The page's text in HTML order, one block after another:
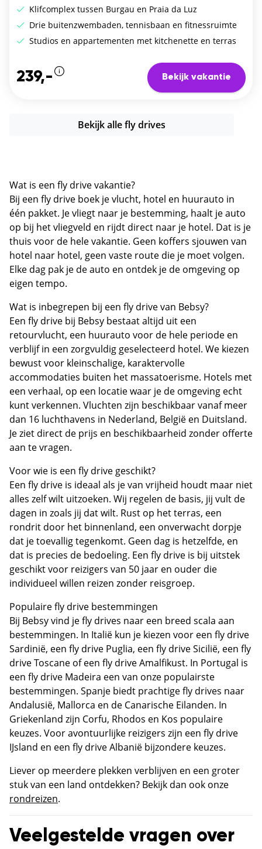
Klifcomplex tussen Burgau en Praia da Luz
Drie buitenzwembaden, tennisbaan en fitnessruimte
Studios en appartementen met kitchenette en terras
239,- Bekijk vakantie
Bekijk alle fly drives
Wat is een fly drive vakantie?
Bij een fly drive boek je vlucht, hotel en huurauto in
één pakket. Je vliegt naar je bestemming, haalt je auto
op bij het vliegveld en rijdt direct naar je hotel. Dat is je
thuis voor de hele vakantie. Geen koffers sjouwen van
hotel naar hotel, geen vaste route die je moet volgen.
Elke dag pak je de auto en ontdek je de omgeving op
eigen tempo.
Wat is inbegrepen bij een fly drive van Bebsy?
Een fly drive bij Bebsy bestaat altijd uit een
retourvlucht, een huurauto voor de hele periode en
verblijf in een zorgvuldig geselecteerd hotel. We kiezen
bewust voor kleinschalige, karaktervolle
accommodaties buiten het massatoerisme. Hotels met
een verhaal, op een locatie waar je de omgeving echt
kunt verkennen. Vluchten zijn beschikbaar vanaf meer
dan 16 luchthavens in Nederland, België en Duitsland.
Je ziet direct de prijs en beschikbaarheid zonder offerte
aan te vragen.
Voor wie is een fly drive geschikt?
Een fly drive is ideaal als je van vrijheid houdt maar niet
alles zelf wilt uitzoeken. Wij regelen de basis, jij vult de
dagen in zoals jij dat wilt. Rust op het terras, een
rondrit door het binnenland, een onverwacht dorpje
dat je toevallig tegenkomt. Geen dag is hetzelfde, en
dat is precies de bedoeling. Een fly drive is bij uitstek
geschikt voor reizigers van 50 jaar en ouder die
individueel willen reizen zonder reisgroep.
Populaire fly drive bestemmingen
Bij Bebsy vind je fly drives naar een breed scala aan
bestemmingen. In Italië kun je kiezen voor een fly drive
Sardinië, een fly drive Puglia, een fly drive Sicilië, een fly
drive Toscane of een fly drive Amalfikust. In Portugal is
een fly drive Madeira een van onze populairste
bestemmingen. Spanje biedt prachtige fly drives naar
Andalusië, Mallorca en de Canarische Eilanden. In
Griekenland zijn Corfu, Rhodos en Kos populaire
keuzes. Voor avontuurlijke reizigers zijn een fly drive
IJsland en een fly drive Albanië bijzondere keuzes.
Liever op meerdere plekken verblijven en een groter
stuk van een land ontdekken? Bekijk dan ook onze
rondreizen.
Veelgestelde vragen over